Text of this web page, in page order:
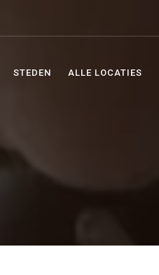
STEDEN ALLE LOCATIES